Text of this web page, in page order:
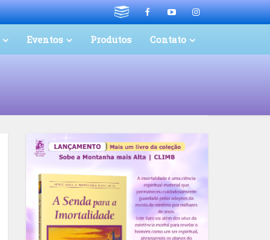
Eventos Produtos Contato